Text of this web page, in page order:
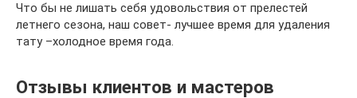
Что бы не лишать себя удовольствия от прелестей
летнего сезона, наш совет- лучшее время для удаления
тату –холодное время года.
Отзывы клиентов и мастеров